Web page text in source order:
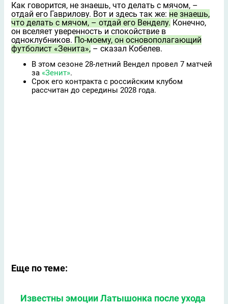
Как говорится, не знаешь, что делать с мячом, –
отдай его Гаврилову. Вот и здесь так же: не знаешь,
что делать с мячом, – отдай его Венделу. Конечно,
он вселяет уверенность и спокойствие в
одноклубников. По-моему, он основополагающий
футболист «Зенита», – сказал Кобелев.
В этом сезоне 28-летний Вендел провел 7 матчей
за «Зенит».
Срок его контракта с российским клубом
рассчитан до середины 2028 года.
Еще по теме:
Известны эмоции Латышонка после ухода